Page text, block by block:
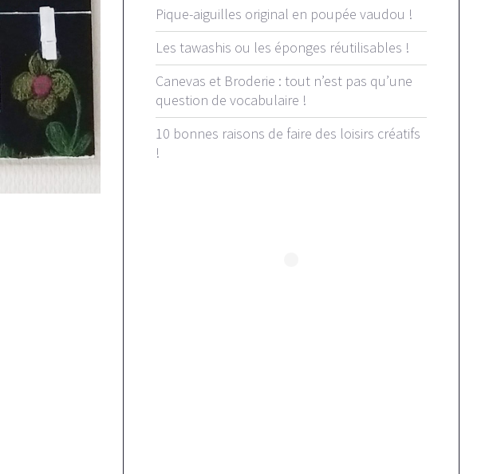
Pique-aiguilles original en poupée vaudou !
Les tawashis ou les éponges réutilisables !
Canevas et Broderie : tout n’est pas qu’une
question de vocabulaire !
10 bonnes raisons de faire des loisirs créatifs
!